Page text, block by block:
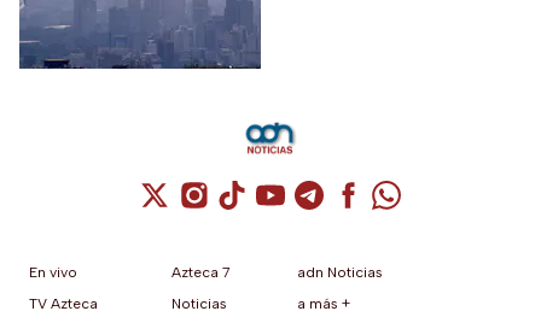
Cuenta de X / Twitter (se abre en una
Cuenta de Instagram (se abre en una
Cuenta de TikTok (se abre en
Cuenta de YouTube (se abre
Cuenta de Telegram (se
Cuenta de
Cuenta de
En vivo
TV Azteca
Azteca 7
Noticias
adn Noticias
a más +